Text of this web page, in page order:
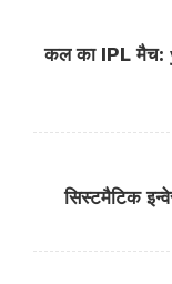
कल का IPL मैच:
सिस्टमैटिक